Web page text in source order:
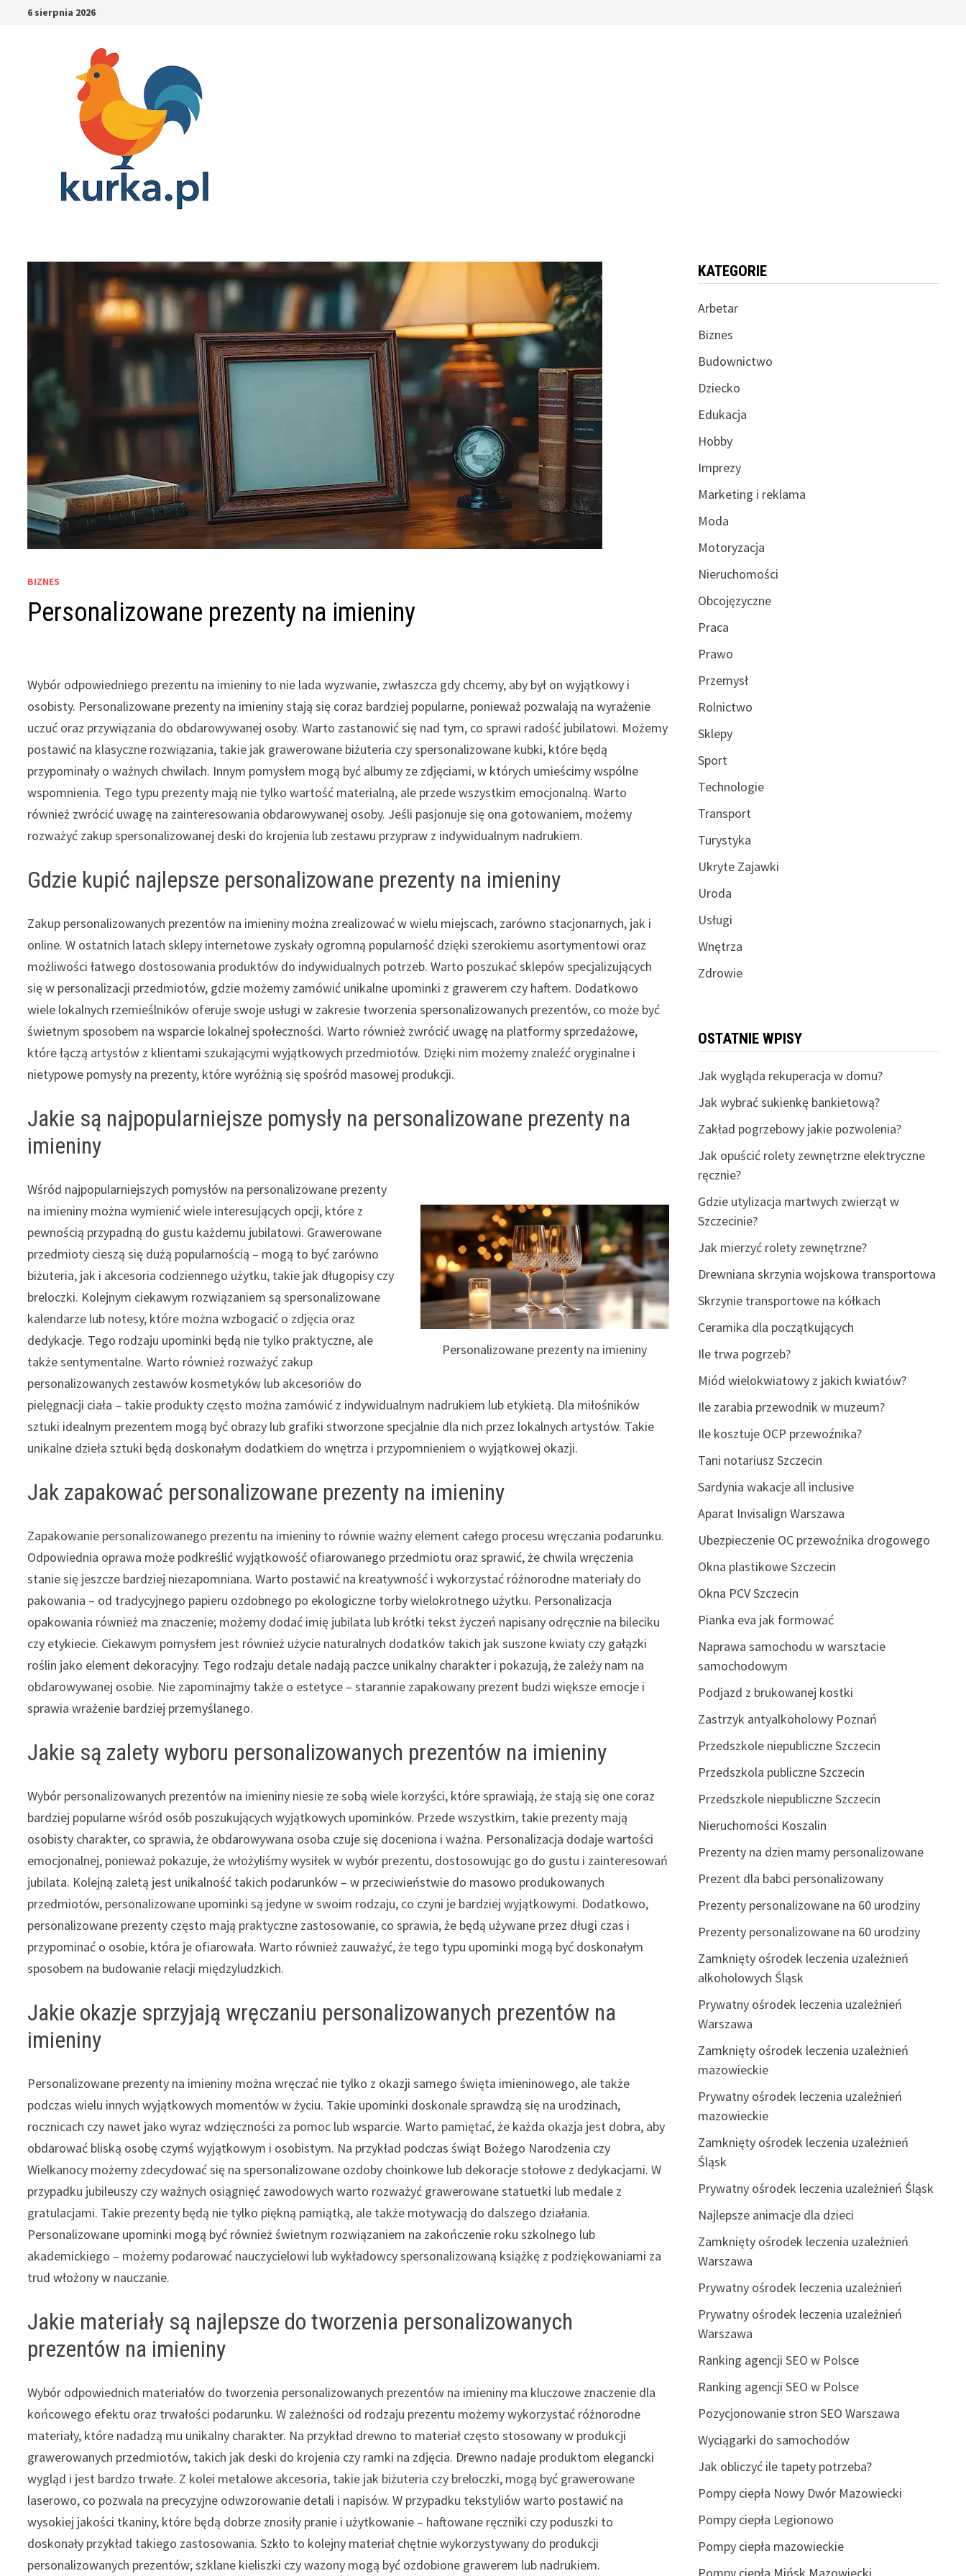
6 sierpnia 2026
BIZNES
Personalizowane prezenty na imieniny
Wybór odpowiedniego prezentu na imieniny to nie lada wyzwanie, zwłaszcza gdy chcemy, aby był on wyjątkowy i
osobisty. Personalizowane prezenty na imieniny stają się coraz bardziej popularne, ponieważ pozwalają na wyrażenie
uczuć oraz przywiązania do obdarowywanej osoby. Warto zastanowić się nad tym, co sprawi radość jubilatowi. Możemy
postawić na klasyczne rozwiązania, takie jak grawerowane biżuteria czy spersonalizowane kubki, które będą
przypominały o ważnych chwilach. Innym pomysłem mogą być albumy ze zdjęciami, w których umieścimy wspólne
wspomnienia. Tego typu prezenty mają nie tylko wartość materialną, ale przede wszystkim emocjonalną. Warto
również zwrócić uwagę na zainteresowania obdarowywanej osoby. Jeśli pasjonuje się ona gotowaniem, możemy
rozważyć zakup spersonalizowanej deski do krojenia lub zestawu przypraw z indywidualnym nadrukiem.
Gdzie kupić najlepsze personalizowane prezenty na imieniny
Zakup personalizowanych prezentów na imieniny można zrealizować w wielu miejscach, zarówno stacjonarnych, jak i
online. W ostatnich latach sklepy internetowe zyskały ogromną popularność dzięki szerokiemu asortymentowi oraz
możliwości łatwego dostosowania produktów do indywidualnych potrzeb. Warto poszukać sklepów specjalizujących
się w personalizacji przedmiotów, gdzie możemy zamówić unikalne upominki z grawerem czy haftem. Dodatkowo
wiele lokalnych rzemieślników oferuje swoje usługi w zakresie tworzenia spersonalizowanych prezentów, co może być
świetnym sposobem na wsparcie lokalnej społeczności. Warto również zwrócić uwagę na platformy sprzedażowe,
które łączą artystów z klientami szukającymi wyjątkowych przedmiotów. Dzięki nim możemy znaleźć oryginalne i
nietypowe pomysły na prezenty, które wyróżnią się spośród masowej produkcji.
Jakie są najpopularniejsze pomysły na personalizowane prezenty na
imieniny
Personalizowane prezenty na imieniny
Wśród najpopularniejszych pomysłów na personalizowane prezenty
na imieniny można wymienić wiele interesujących opcji, które z
pewnością przypadną do gustu każdemu jubilatowi. Grawerowane
przedmioty cieszą się dużą popularnością – mogą to być zarówno
biżuteria, jak i akcesoria codziennego użytku, takie jak długopisy czy
breloczki. Kolejnym ciekawym rozwiązaniem są spersonalizowane
kalendarze lub notesy, które można wzbogacić o zdjęcia oraz
dedykacje. Tego rodzaju upominki będą nie tylko praktyczne, ale
także sentymentalne. Warto również rozważyć zakup
personalizowanych zestawów kosmetyków lub akcesoriów do
pielęgnacji ciała – takie produkty często można zamówić z indywidualnym nadrukiem lub etykietą. Dla miłośników
sztuki idealnym prezentem mogą być obrazy lub grafiki stworzone specjalnie dla nich przez lokalnych artystów. Takie
unikalne dzieła sztuki będą doskonałym dodatkiem do wnętrza i przypomnieniem o wyjątkowej okazji.
Jak zapakować personalizowane prezenty na imieniny
Zapakowanie personalizowanego prezentu na imieniny to równie ważny element całego procesu wręczania podarunku.
Odpowiednia oprawa może podkreślić wyjątkowość ofiarowanego przedmiotu oraz sprawić, że chwila wręczenia
stanie się jeszcze bardziej niezapomniana. Warto postawić na kreatywność i wykorzystać różnorodne materiały do
pakowania – od tradycyjnego papieru ozdobnego po ekologiczne torby wielokrotnego użytku. Personalizacja
opakowania również ma znaczenie; możemy dodać imię jubilata lub krótki tekst życzeń napisany odręcznie na bileciku
czy etykiecie. Ciekawym pomysłem jest również użycie naturalnych dodatków takich jak suszone kwiaty czy gałązki
roślin jako element dekoracyjny. Tego rodzaju detale nadają paczce unikalny charakter i pokazują, że zależy nam na
obdarowywanej osobie. Nie zapominajmy także o estetyce – starannie zapakowany prezent budzi większe emocje i
sprawia wrażenie bardziej przemyślanego.
Jakie są zalety wyboru personalizowanych prezentów na imieniny
Wybór personalizowanych prezentów na imieniny niesie ze sobą wiele korzyści, które sprawiają, że stają się one coraz
bardziej popularne wśród osób poszukujących wyjątkowych upominków. Przede wszystkim, takie prezenty mają
osobisty charakter, co sprawia, że obdarowywana osoba czuje się doceniona i ważna. Personalizacja dodaje wartości
emocjonalnej, ponieważ pokazuje, że włożyliśmy wysiłek w wybór prezentu, dostosowując go do gustu i zainteresowań
jubilata. Kolejną zaletą jest unikalność takich podarunków – w przeciwieństwie do masowo produkowanych
przedmiotów, personalizowane upominki są jedyne w swoim rodzaju, co czyni je bardziej wyjątkowymi. Dodatkowo,
personalizowane prezenty często mają praktyczne zastosowanie, co sprawia, że będą używane przez długi czas i
przypominać o osobie, która je ofiarowała. Warto również zauważyć, że tego typu upominki mogą być doskonałym
sposobem na budowanie relacji międzyludzkich.
Jakie okazje sprzyjają wręczaniu personalizowanych prezentów na
imieniny
Personalizowane prezenty na imieniny można wręczać nie tylko z okazji samego święta imieninowego, ale także
podczas wielu innych wyjątkowych momentów w życiu. Takie upominki doskonale sprawdzą się na urodzinach,
rocznicach czy nawet jako wyraz wdzięczności za pomoc lub wsparcie. Warto pamiętać, że każda okazja jest dobra, aby
obdarować bliską osobę czymś wyjątkowym i osobistym. Na przykład podczas świąt Bożego Narodzenia czy
Wielkanocy możemy zdecydować się na spersonalizowane ozdoby choinkowe lub dekoracje stołowe z dedykacjami. W
przypadku jubileuszy czy ważnych osiągnięć zawodowych warto rozważyć grawerowane statuetki lub medale z
gratulacjami. Takie prezenty będą nie tylko piękną pamiątką, ale także motywacją do dalszego działania.
Personalizowane upominki mogą być również świetnym rozwiązaniem na zakończenie roku szkolnego lub
akademickiego – możemy podarować nauczycielowi lub wykładowcy spersonalizowaną książkę z podziękowaniami za
trud włożony w nauczanie.
Jakie materiały są najlepsze do tworzenia personalizowanych
prezentów na imieniny
Wybór odpowiednich materiałów do tworzenia personalizowanych prezentów na imieniny ma kluczowe znaczenie dla
końcowego efektu oraz trwałości podarunku. W zależności od rodzaju prezentu możemy wykorzystać różnorodne
materiały, które nadadzą mu unikalny charakter. Na przykład drewno to materiał często stosowany w produkcji
grawerowanych przedmiotów, takich jak deski do krojenia czy ramki na zdjęcia. Drewno nadaje produktom elegancki
wygląd i jest bardzo trwałe. Z kolei metalowe akcesoria, takie jak biżuteria czy breloczki, mogą być grawerowane
laserowo, co pozwala na precyzyjne odwzorowanie detali i napisów. W przypadku tekstyliów warto postawić na
wysokiej jakości tkaniny, które będą dobrze znosiły pranie i użytkowanie – haftowane ręczniki czy poduszki to
doskonały przykład takiego zastosowania. Szkło to kolejny materiał chętnie wykorzystywany do produkcji
personalizowanych prezentów; szklane kieliszki czy wazony mogą być ozdobione grawerem lub nadrukiem.
KATEGORIE
Arbetar
Biznes
Budownictwo
Dziecko
Edukacja
Hobby
Imprezy
Marketing i reklama
Moda
Motoryzacja
Nieruchomości
Obcojęzyczne
Praca
Prawo
Przemysł
Rolnictwo
Sklepy
Sport
Technologie
Transport
Turystyka
Ukryte Zajawki
Uroda
Usługi
Wnętrza
Zdrowie
OSTATNIE WPISY
Jak wygląda rekuperacja w domu?
Jak wybrać sukienkę bankietową?
Zakład pogrzebowy jakie pozwolenia?
Jak opuścić rolety zewnętrzne elektryczne
ręcznie?
Gdzie utylizacja martwych zwierząt w
Szczecinie?
Jak mierzyć rolety zewnętrzne?
Drewniana skrzynia wojskowa transportowa
Skrzynie transportowe na kółkach
Ceramika dla początkujących
Ile trwa pogrzeb?
Miód wielokwiatowy z jakich kwiatów?
Ile zarabia przewodnik w muzeum?
Ile kosztuje OCP przewoźnika?
Tani notariusz Szczecin
Sardynia wakacje all inclusive
Aparat Invisalign Warszawa
Ubezpieczenie OC przewoźnika drogowego
Okna plastikowe Szczecin
Okna PCV Szczecin
Pianka eva jak formować
Naprawa samochodu w warsztacie
samochodowym
Podjazd z brukowanej kostki
Zastrzyk antyalkoholowy Poznań
Przedszkole niepubliczne Szczecin
Przedszkola publiczne Szczecin
Przedszkole niepubliczne Szczecin
Nieruchomości Koszalin
Prezenty na dzien mamy personalizowane
Prezent dla babci personalizowany
Prezenty personalizowane na 60 urodziny
Prezenty personalizowane na 60 urodziny
Zamknięty ośrodek leczenia uzależnień
alkoholowych Śląsk
Prywatny ośrodek leczenia uzależnień
Warszawa
Zamknięty ośrodek leczenia uzależnień
mazowieckie
Prywatny ośrodek leczenia uzależnień
mazowieckie
Zamknięty ośrodek leczenia uzależnień
Śląsk
Prywatny ośrodek leczenia uzależnień Śląsk
Najlepsze animacje dla dzieci
Zamknięty ośrodek leczenia uzależnień
Warszawa
Prywatny ośrodek leczenia uzależnień
Prywatny ośrodek leczenia uzależnień
Warszawa
Ranking agencji SEO w Polsce
Ranking agencji SEO w Polsce
Pozycjonowanie stron SEO Warszawa
Wyciągarki do samochodów
Jak obliczyć ile tapety potrzeba?
Pompy ciepła Nowy Dwór Mazowiecki
Pompy ciepła Legionowo
Pompy ciepła mazowieckie